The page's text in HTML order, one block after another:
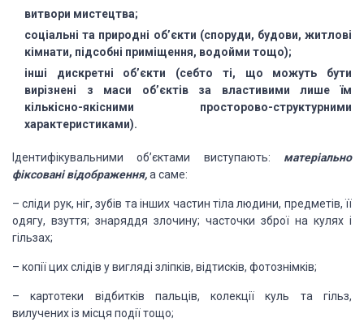
витвори мистецтва;
соціальні та природні об’єкти (споруди, будови, житлові
кімнати, підсобні приміщення, водойми тощо);
інші дискретні об’єкти (себто ті, що можуть бути
вирізнені з маси об’єктів за властивими лише їм
кількісно-якісними просторово-структурними
характеристиками).
Ідентифікувальними об’єктами виступають: матеріально
фіксовані відображення,а саме:
– сліди рук, ніг, зубів та інших частин тіла людини, предметів, її
одягу, взуття; знаряддя злочину; часточки зброї на кулях і
гільзах;
– копії цих слідів увигляді зліпків, відтисків, фотознімків;
–картотеки відбитків пальців, колекції куль та гільз,
вилучених із місця події тощо;